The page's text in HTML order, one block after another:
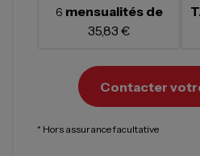
6 mensualités de
35,83 €
Contacter
* Hors assurance facultative